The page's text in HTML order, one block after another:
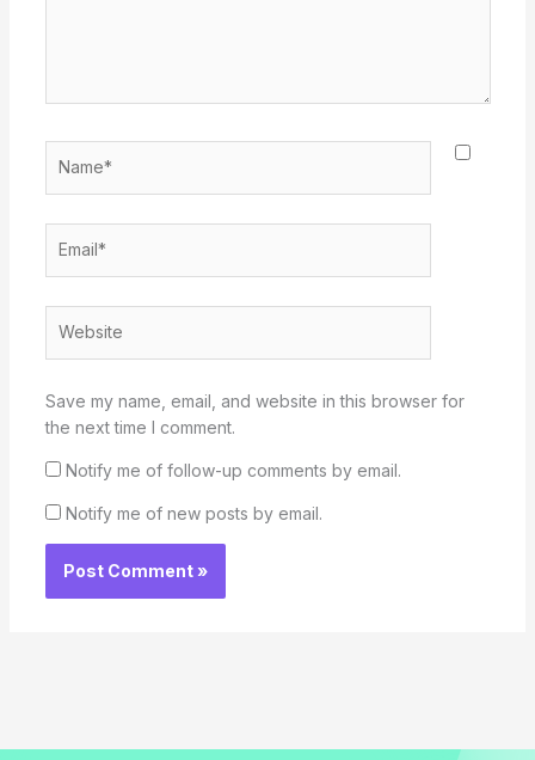
Save my name, email, and website in this browser for
the next time I comment.
Notify me of follow-up comments by email.
Notify me of new posts by email.